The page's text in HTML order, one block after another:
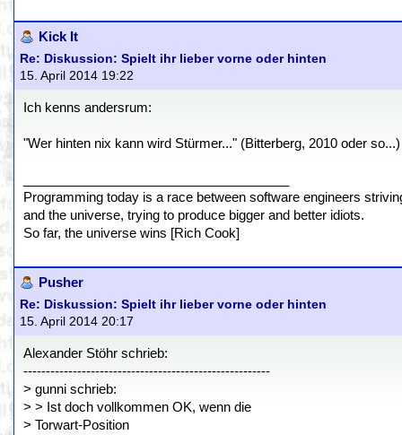
Kick It
Re: Diskussion: Spielt ihr lieber vorne oder hinten
15. April 2014 19:22
Ich kenns andersrum:
"Wer hinten nix kann wird Stürmer..." (Bitterberg, 2010 oder so...)
Programming today is a race between software engineers
and the universe, trying to produce bigger and better idiots.
So far, the universe wins [Rich Cook]
Pusher
Re: Diskussion: Spielt ihr lieber vorne oder hinten
15. April 2014 20:17
Alexander Stöhr schrieb:
-------------------------------------------------------
> gunni schrieb:
> > Ist doch vollkommen OK, wenn die
> Torwart-Position